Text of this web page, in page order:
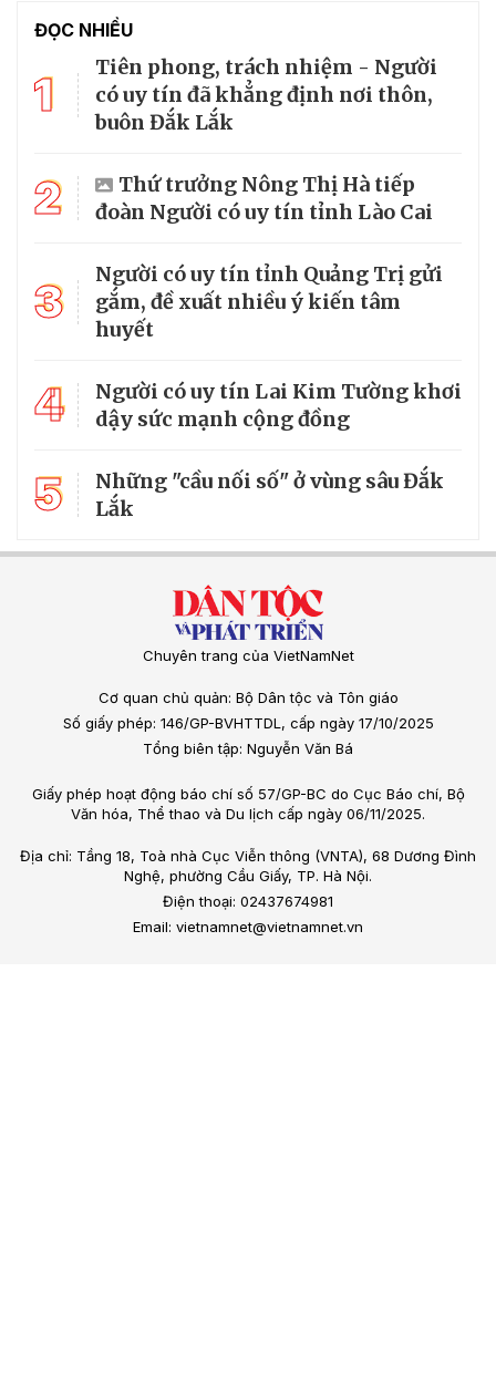
ĐỌC NHIỀU
1
Tiên phong, trách nhiệm - Người
có uy tín đã khẳng định nơi thôn,
buôn Đắk Lắk
2
Thứ trưởng Nông Thị Hà tiếp
đoàn Người có uy tín tỉnh Lào Cai
3
Người có uy tín tỉnh Quảng Trị gửi
gắm, đề xuất nhiều ý kiến tâm
huyết
4
Người có uy tín Lai Kim Tường khơi
dậy sức mạnh cộng đồng
5
Những "cầu nối số" ở vùng sâu Đắk
Lắk
Chuyên trang của VietNamNet
Cơ quan chủ quản: Bộ Dân tộc và Tôn giáo
Số giấy phép: 146/GP-BVHTTDL, cấp ngày 17/10/2025
Tổng biên tập: Nguyễn Văn Bá
Giấy phép hoạt động báo chí số 57/GP-BC do Cục Báo chí, Bộ
Văn hóa, Thể thao và Du lịch cấp ngày 06/11/2025.
Địa chỉ: Tầng 18, Toà nhà Cục Viễn thông (VNTA), 68 Dương Đình
Nghệ, phường Cầu Giấy, TP. Hà Nội.
Điện thoại: 02437674981
Email: vietnamnet@vietnamnet.vn